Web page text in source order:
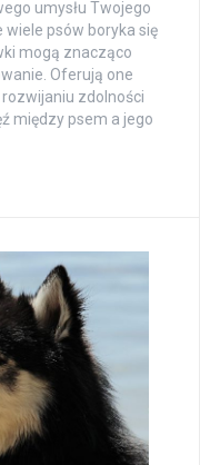
umysłu Twojego
wiele psów boryka się
mogą znacząco
Oferują one
zdolności
między psem a jego